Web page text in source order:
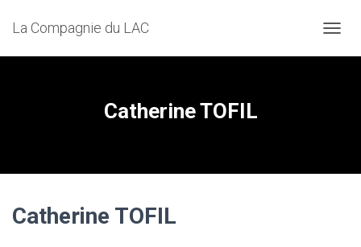
La Compagnie du LAC
É
Catherine TOFIL
Catherine TOFIL